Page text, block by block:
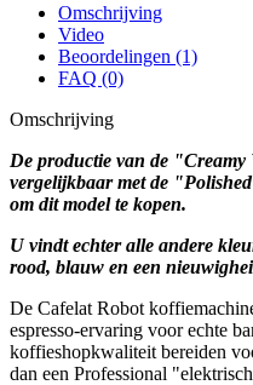
Omschrijving
Video
Beoordelingen (1)
FAQ (0)
Omschrijving
De productie van de "Creamy
vergelijkbaar met de
om dit model te kopen.
U vindt echter alle andere
rood, blauw en een
De Cafelat Robot
espresso-ervaring voor echte
koffieshopkwaliteit bereiden
dan een Professional